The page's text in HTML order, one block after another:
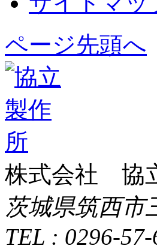
ページ先頭へ
株式会社 協
茨城県筑西市
TEL : 0296-57-